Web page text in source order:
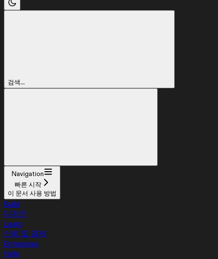
검색...
Navigation
빠른 시작
이 문서 사용 방법
Build
디자인
Learn
신뢰 및 결제
Enterprise
Help